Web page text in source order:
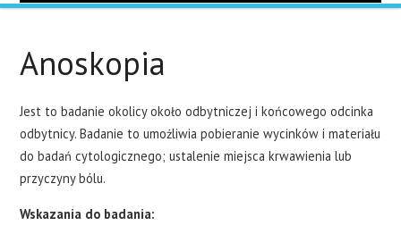
STUDIA
O STRONIE
KONTAKT
Anoskopia
Jest to badanie okolicy około odbytniczej i końcowego odcinka
odbytnicy. Badanie to umożliwia pobieranie wycinków i materiału
do badań cytologicznego; ustalenie miejsca krwawienia lub
przyczyny bólu.
Wskazania do badania: